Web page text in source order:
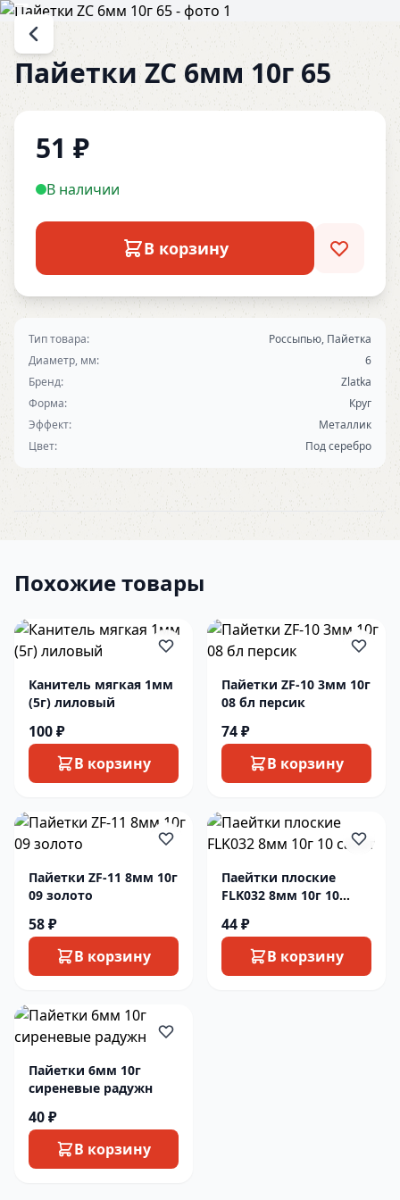
Пайетки ZC 6мм 10г 65
51 ₽
В наличии
В корзину
Тип товара:
Россыпью, Пайетка
Диаметр, мм:
6
Бренд:
Zlatka
Форма:
Круг
Эффект:
Металлик
Цвет:
Под серебро
Похожие товары
Канитель мягкая 1мм
(5г) лиловый
100 ₽
В корзину
Пайетки ZF-10 3мм 10г
08 бл персик
74 ₽
В корзину
Пайетки ZF-11 8мм 10г
09 золото
58 ₽
В корзину
Паейтки плоские
FLK032 8мм 10г 10
44 ₽
В корзину
Пайетки 6мм 10г
сиреневые радужн
40 ₽
В корзину